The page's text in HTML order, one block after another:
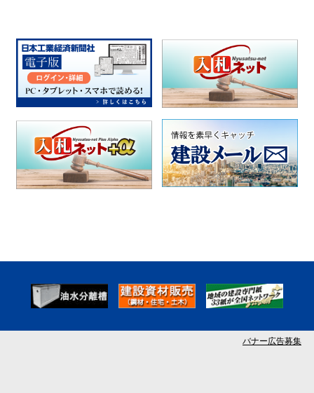
バナー広告募集